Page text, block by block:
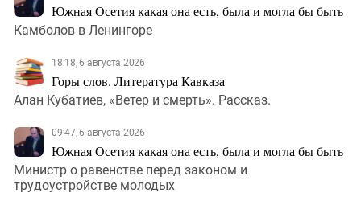
Южная Осетия какая она есть, была и могла бы быть
Камболов в Ленингоре
18:18, 6 августа 2026
Горы слов. Литература Кавказа
Алан Кубатиев, «Ветер и смерть». Рассказ.
09:47, 6 августа 2026
Южная Осетия какая она есть, была и могла бы быть
Министр о равенстве перед законом и
трудоустройстве молодых